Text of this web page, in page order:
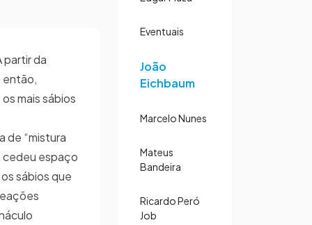
partir da
então,
mais sábios
de “mistura
cedeu espaço
sábios que
Eventuais
João
Eichbaum
Marcelo Nunes
Mateus
Bandeira
Ricardo Peró
Job